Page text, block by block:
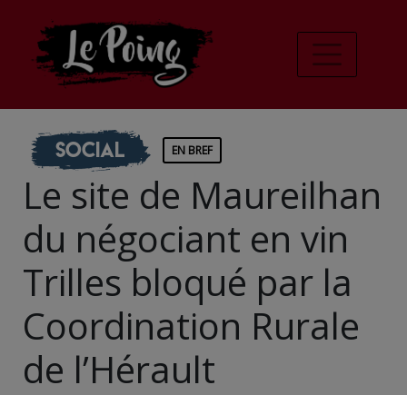
Social EN BREF
Le site de Maureilhan
du négociant en vin
Trilles bloqué par la
Coordination Rurale
de l’Hérault